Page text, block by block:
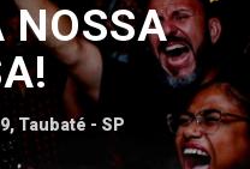
NOSSA
Taubaté - SP